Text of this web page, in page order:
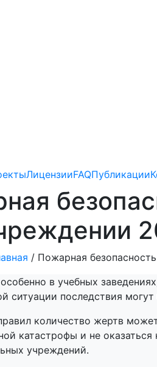
ЛицензииFAQПубликации
/ Пожарная
в учебных
ситуации последствия
количество жертв
катастрофы и не
учреждений.